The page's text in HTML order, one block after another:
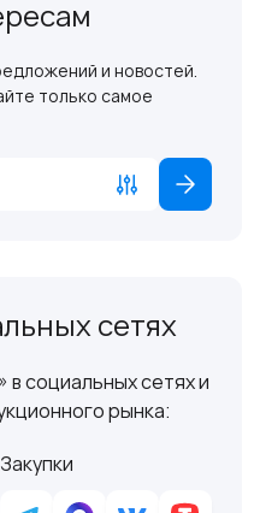
и новостей.
только самое
сетях
социальных сетях и
рынка:
Закупки